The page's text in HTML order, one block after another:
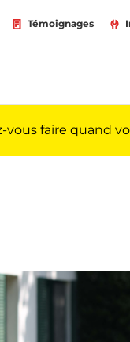
Témoignages
vous faire quand